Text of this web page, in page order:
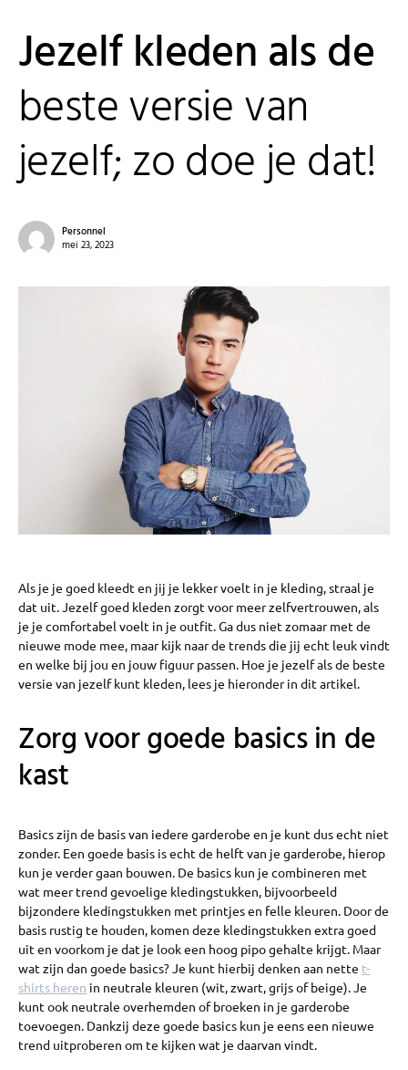
Jezelf kleden als de
beste versie van
jezelf; zo doe je dat!
Personnel
mei 23, 2023
Als je je goed kleedt en jij je lekker voelt in je kleding, straal je
dat uit. Jezelf goed kleden zorgt voor meer zelfvertrouwen, als
je je comfortabel voelt in je outfit. Ga dus niet zomaar met de
nieuwe mode mee, maar kijk naar de trends die jij echt leuk vindt
en welke bij jou en jouw figuur passen. Hoe je jezelf als de beste
versie van jezelf kunt kleden, lees je hieronder in dit artikel.
Zorg voor goede basics in de
kast
Basics zijn de basis van iedere garderobe en je kunt dus echt niet
zonder. Een goede basis is echt de helft van je garderobe, hierop
kun je verder gaan bouwen. De basics kun je combineren met
wat meer trend gevoelige kledingstukken, bijvoorbeeld
bijzondere kledingstukken met printjes en felle kleuren. Door de
basis rustig te houden, komen deze kledingstukken extra goed
uit en voorkom je dat je look een hoog pipo gehalte krijgt. Maar
wat zijn dan goede basics? Je kunt hierbij denken aan nette t-
shirts heren in neutrale kleuren (wit, zwart, grijs of beige). Je
kunt ook neutrale overhemden of broeken in je garderobe
toevoegen. Dankzij deze goede basics kun je eens een nieuwe
trend uitproberen om te kijken wat je daarvan vindt.